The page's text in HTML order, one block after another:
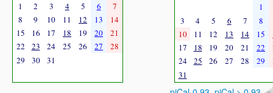
1
2 3 4 5 6
7
8
9 10 11 12 13
14
15
16 17 18 19 20
21
22
23 24 25 26 27
28
29
30 31
1
3
4 5 6 7
8
10
11 12 13 14 15
17
18 19 20 21 22
24
25 26 27 28 29
31